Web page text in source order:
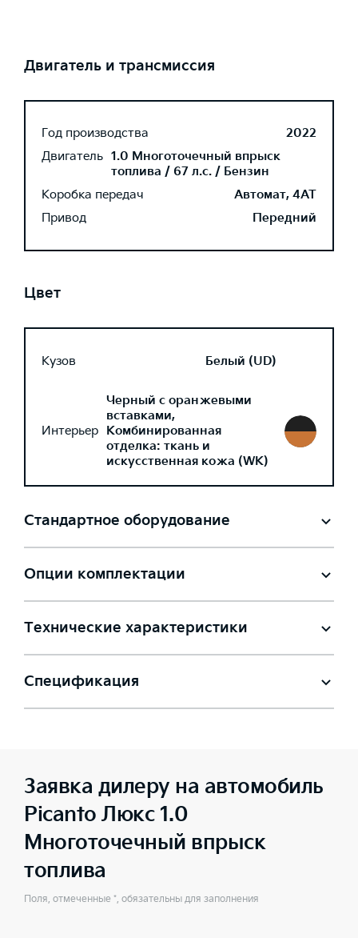
Двигатель и трансмиссия
Год производства
2022
Двигатель 1.0 Многоточечный впрыск
топлива / 67 л.с. / Бензин
Коробка передач
Автомат, 4AT
Привод
Передний
Цвет
Кузов Белый (UD)
Интерьер
Черный с оранжевыми
вставками,
Комбинированная
отделка: ткань и
искусственная кожа (WK)
Стандартное оборудование
Опции комплектации
Технические характеристики
Спецификация
Заявка дилеру на автомобиль
Picanto Люкс 1.0
Многоточечный впрыск
топлива
Поля, отмеченные *, обязательны для заполнения